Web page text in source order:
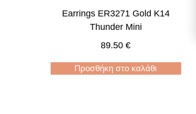
Earrings ER3271 Gold K14
Thunder Mini
89.50€
Προσθήκη στο καλάθι